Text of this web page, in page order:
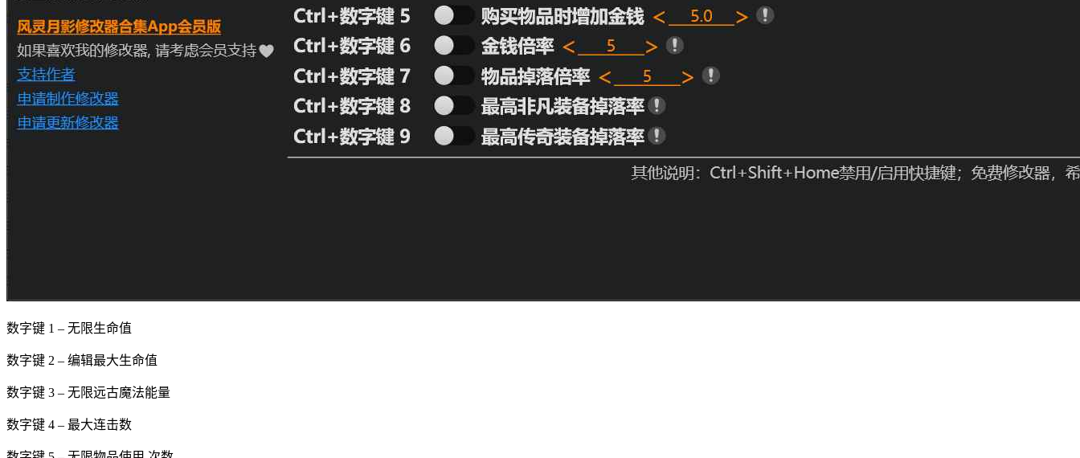
数字键 1 – 无限生命值
数字键 2 – 编辑最大生命值
数字键 3 – 无限远古魔法能量
数字键 4 – 最大连击数